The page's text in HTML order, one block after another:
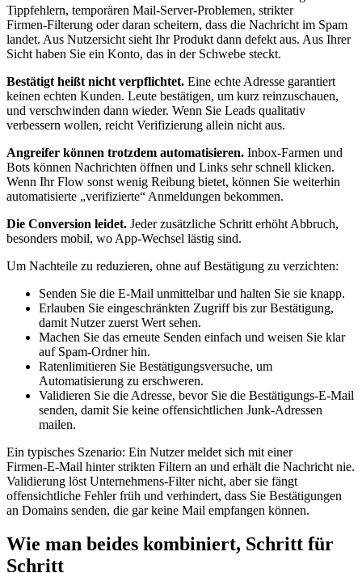
Tippfehlern, temporären Mail‑Server‑Problemen, strikter
Firmen‑Filterung oder daran scheitern, dass die Nachricht im Spam
landet. Aus Nutzersicht sieht Ihr Produkt dann defekt aus. Aus Ihrer
Sicht haben Sie ein Konto, das in der Schwebe steckt.
Bestätigt heißt nicht verpflichtet. Eine echte Adresse garantiert
keinen echten Kunden. Leute bestätigen, um kurz reinzuschauen,
und verschwinden dann wieder. Wenn Sie Leads qualitativ
verbessern wollen, reicht Verifizierung allein nicht aus.
Angreifer können trotzdem automatisieren. Inbox‑Farmen und
Bots können Nachrichten öffnen und Links sehr schnell klicken.
Wenn Ihr Flow sonst wenig Reibung bietet, können Sie weiterhin
automatisierte „verifizierte“ Anmeldungen bekommen.
Die Conversion leidet. Jeder zusätzliche Schritt erhöht Abbruch,
besonders mobil, wo App‑Wechsel lästig sind.
Um Nachteile zu reduzieren, ohne auf Bestätigung zu verzichten:
Senden Sie die E‑Mail unmittelbar und halten Sie sie knapp.
Erlauben Sie eingeschränkten Zugriff bis zur Bestätigung,
damit Nutzer zuerst Wert sehen.
Machen Sie das erneute Senden einfach und weisen Sie klar
auf Spam‑Ordner hin.
Ratenlimitieren Sie Bestätigungsversuche, um
Automatisierung zu erschweren.
Validieren Sie die Adresse, bevor Sie die Bestätigungs‑E‑Mail
senden, damit Sie keine offensichtlichen Junk‑Adressen
mailen.
Ein typisches Szenario: Ein Nutzer meldet sich mit einer
Firmen‑E‑Mail hinter strikten Filtern an und erhält die Nachricht nie.
Validierung löst Unternehmens‑Filter nicht, aber sie fängt
offensichtliche Fehler früh und verhindert, dass Sie Bestätigungen
an Domains senden, die gar keine Mail empfangen können.
Wie man beides kombiniert, Schritt für
Schritt